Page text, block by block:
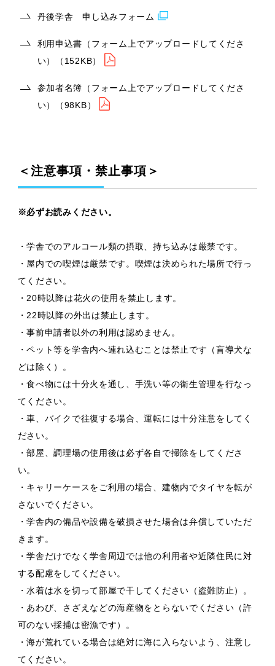
丹後学舎 申し込みフォーム
利用申込書（フォーム上でアップロードしてくださ
い）（152KB）
参加者名簿（フォーム上でアップロードしてくださ
い）（98KB）
＜注意事項・禁止事項＞
※必ずお読みください。
・学舎でのアルコール類の摂取、持ち込みは厳禁です。
・屋内での喫煙は厳禁です。喫煙は決められた場所で行っ
てください。
・20時以降は花火の使用を禁止します。
・22時以降の外出は禁止します。
・事前申請者以外の利用は認めません。
・ペット等を学舎内へ連れ込むことは禁止です（盲導犬な
どは除く）。
・食べ物には十分火を通し、手洗い等の衛生管理を行なっ
てください。
・車、バイクで往復する場合、運転には十分注意をしてく
ださい。
・部屋、調理場の使用後は必ず各自で掃除をしてくださ
い。
・キャリーケースをご利用の場合、建物内でタイヤを転が
さないでください。
・学舎内の備品や設備を破損させた場合は弁償していただ
きます。
・学舎だけでなく学舎周辺では他の利用者や近隣住民に対
する配慮をしてください。
・水着は水を切って部屋で干してください（盗難防止）。
・あわび、さざえなどの海産物をとらないでください（許
可のない採捕は密漁です）。
・海が荒れている場合は絶対に海に入らないよう、注意し
てください。